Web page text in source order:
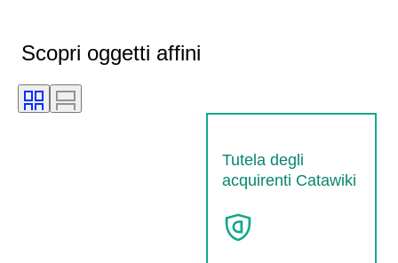
Scopri oggetti affini
Tutela degli
acquirenti Catawiki